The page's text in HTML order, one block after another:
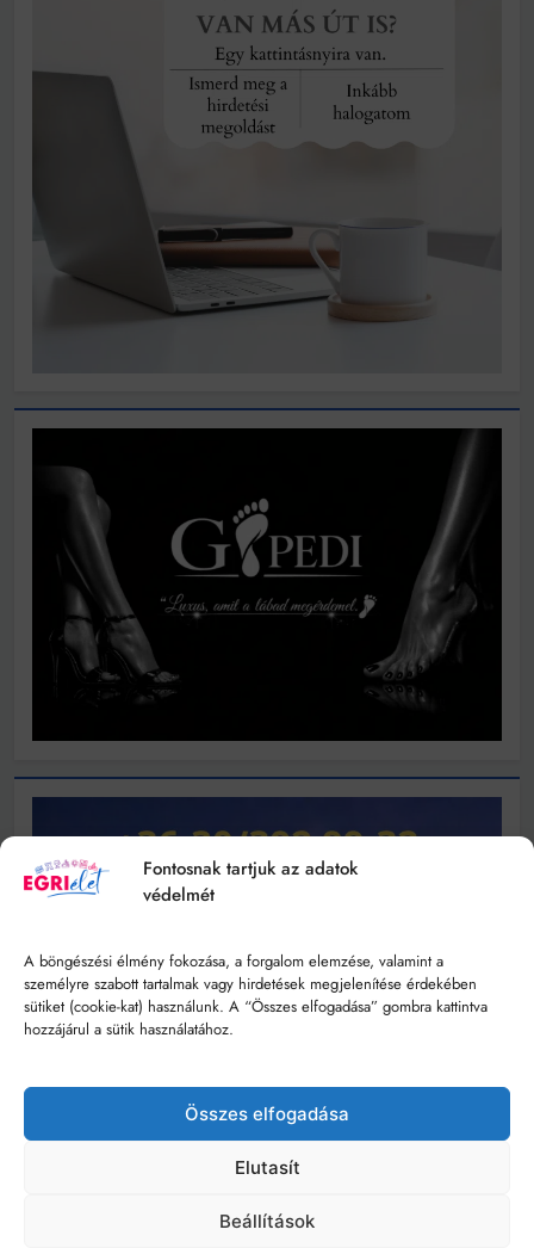
Fontosnak tartjuk az adatok
védelmét
A böngészési élmény fokozása, a forgalom elemzése, valamint a
személyre szabott tartalmak vagy hirdetések megjelenítése érdekében
sütiket (cookie-kat) használunk. A “Összes elfogadása” gombra kattintva
hozzájárul a sütik használatához.
Összes elfogadása
Elutasít
Beállítások